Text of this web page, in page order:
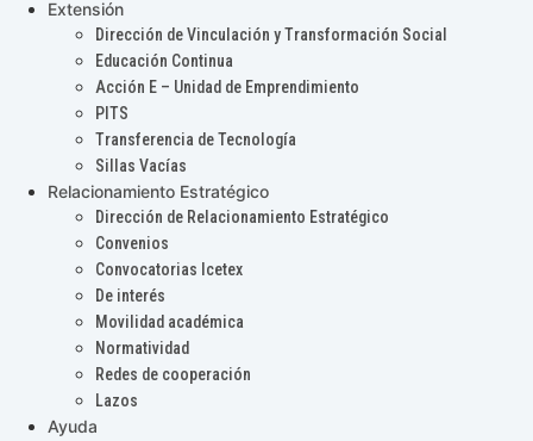
Extensión
Dirección de Vinculación y Transformación Social
Educación Continua
Acción E – Unidad de Emprendimiento
PITS
Transferencia de Tecnología
Sillas Vacías
Relacionamiento Estratégico
Dirección de Relacionamiento Estratégico
Convenios
Convocatorias Icetex
De interés
Movilidad académica
Normatividad
Redes de cooperación
Lazos
Ayuda